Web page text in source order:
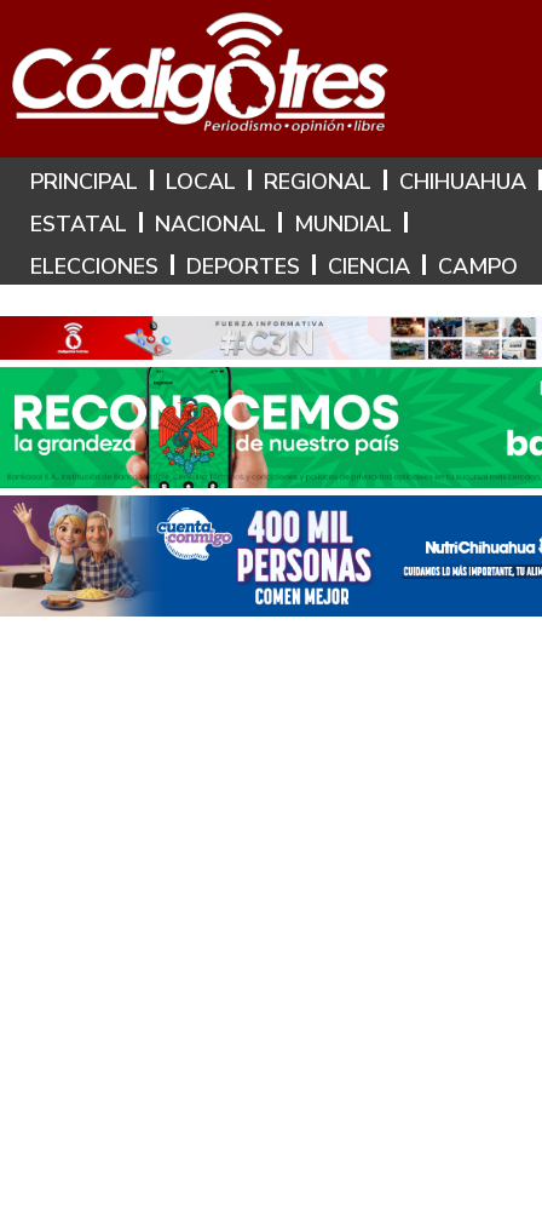
Hoy es: 9 de Agosto de 2026
PRINCIPAL LOCAL REGIONAL
CHIHUAHUA
ESTATAL
NACIONAL
MUNDIAL
ELECCIONES
DEPORTES CIENCIA CAMPO